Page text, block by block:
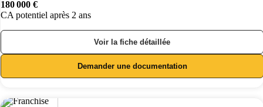
180 000 €
CA potentiel après 2 ans
Voir la fiche détaillée
Demander une documentation